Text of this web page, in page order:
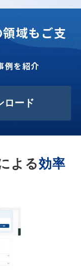
域もご支
例を紹介
ロード
よる効率